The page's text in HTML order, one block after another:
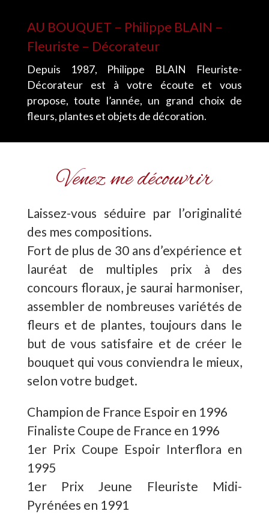
AU BOUQUET – Philippe BLAIN –
Fleuriste – Décorateur
Depuis 1987, Philippe BLAIN Fleuriste-
Décorateur est à votre écoute et vous
propose, toute l’année, un grand choix de
fleurs, plantes et objets de décoration.
Venez me découvrir
Laissez-vous séduire par l’originalité
des mes compositions.
Fort de plus de 30 ans d’expérience et
lauréat de multiples prix à des
concours floraux, je saurai harmoniser,
assembler de nombreuses variétés de
fleurs et de plantes, toujours dans le
but de vous satisfaire et de créer le
bouquet qui vous conviendra le mieux,
selon votre budget.
Champion de France Espoir en 1996
Finaliste Coupe de France en 1996
1er Prix Coupe Espoir Interflora en
1995
1er Prix Jeune Fleuriste Midi-
Pyrénées en 1991